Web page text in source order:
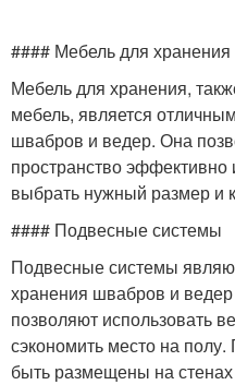
#### Мебель для хранения
Мебель для хранения,
мебель, является
швабров и ведер. Она
пространство эффективно
выбрать нужный размер и
#### Подвесные системы
Подвесные системы
хранения швабров и
позволяют использовать
сэкономить место на
быть размещены на стенах